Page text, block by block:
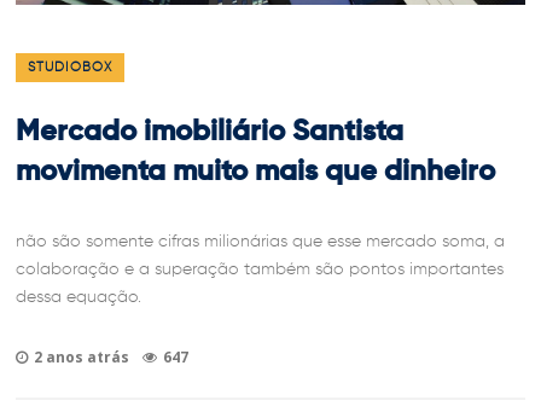
STUDIOBOX
Mercado imobiliário Santista
movimenta muito mais que dinheiro
não são somente cifras milionárias que esse mercado soma, a
colaboração e a superação também são pontos importantes
dessa equação.
2 anos atrás 647